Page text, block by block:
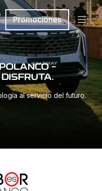
Promociones
–
al servicio del futuro.